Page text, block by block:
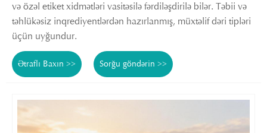
və özəl etiket xidmətləri vasitəsilə fərdiləşdirilə bilər. Təbii və
təhlükəsiz inqrediyentlərdən hazırlanmış, müxtəlif dəri tipləri
üçün uyğundur.
Ətraflı Baxın >> Sorğu göndərin >>